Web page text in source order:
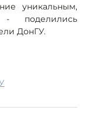
уникальным,
- поделились
ДонГУ.